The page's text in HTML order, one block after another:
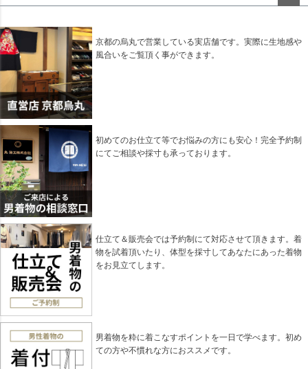
ップ
京都の烏丸で営業している実店舗です。実際に生地感や
風合いをご覧頂く事ができます。
初めてのお仕立て等でお悩みの方にも安心！完全予約制
にてご相談や採寸も承っております。
仕立て＆販売会では予約制にて対応させて頂きます。着
物を試着頂いたり、体型を採寸してあなたにあった着物
をお見立てします。
男着物を粋に着こなすポイントを一日で学べます。初め
ての方や不慣れな方におススメです。